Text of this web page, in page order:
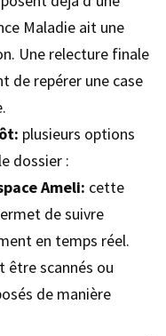
Maladie ait une
Une relecture finale
de repérer une case
plusieurs options
dossier :
Ameli: cette
de suivre
en temps réel.
être scannés ou
de manière